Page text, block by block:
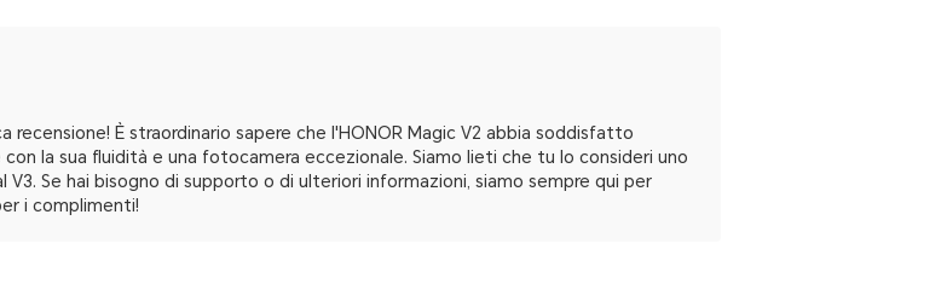
recensione! È straordinario sapere che l'HONOR Magic V2 abbia soddisfatto
la sua fluidità e una fotocamera eccezionale. Siamo lieti che tu lo consideri uno
V3. Se hai bisogno di supporto o di ulteriori informazioni, siamo sempre qui per
i complimenti!